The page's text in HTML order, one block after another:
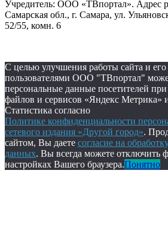
Учредитель: ООО «ТВпортал». Адрес
Самарская обл., г. Самара, ул.
52/55, комн. 6
С целью улучшения работы сайта и его
пользователями ООО "ТВпортал"
персональные данные посетителей
файлов и сервисов «Яндекс Метрика»
Статистика согласно
Политике конфиденциальности
сетевого издания «Другой город».
сайтом, Вы даете согласие на
данных. Вы всегда можете отключить
настройках Вашего браузера.Понятно